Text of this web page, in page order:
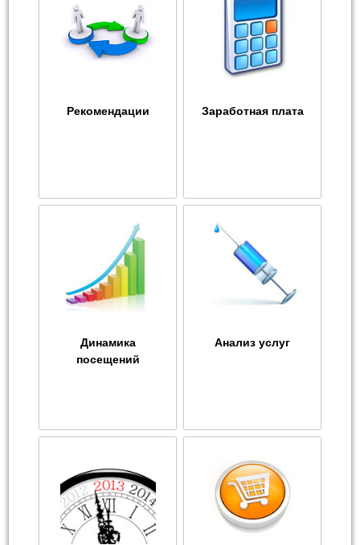
Рекомендации Заработная плата
Динамика
посещений
Анализ услуг